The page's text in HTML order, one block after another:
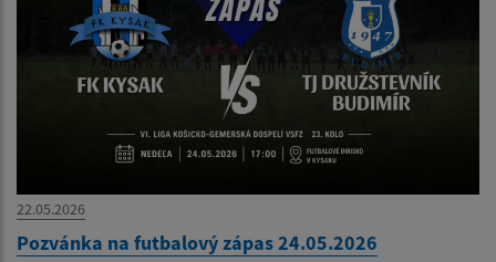
22.05.2026
Pozvánka na futbalový zápas 24.05.2026